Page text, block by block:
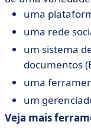
uma
uma rede
um sistema
documentos
uma
um
Veja mais